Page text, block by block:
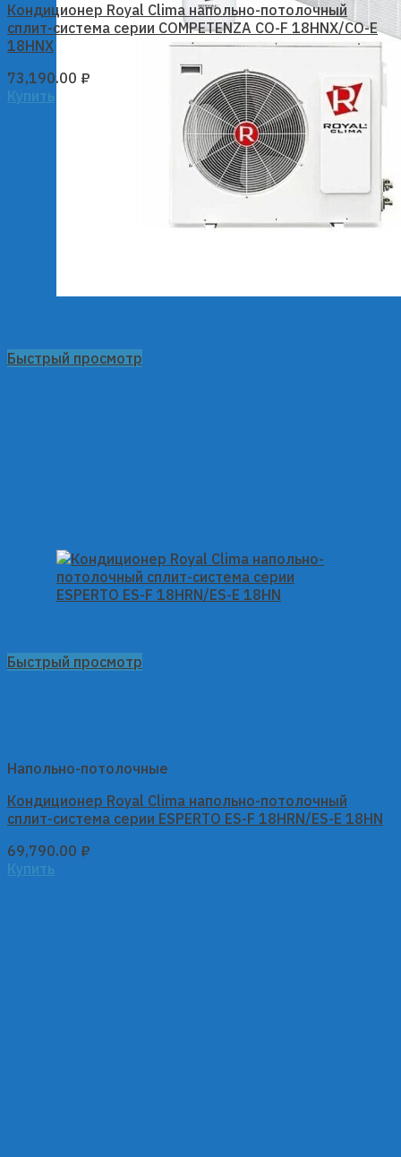
Быстрый просмотр
Кондиционер Royal Clima напольно-потолочный
сплит-система серии COMPETENZA CO-F 18HNX/CO-E
18HNX
73,190.00 ₽
Купить
Быстрый просмотр
Напольно-потолочные
Кондиционер Royal Clima напольно-потолочный
сплит-система серии ESPERTO ES-F 18HRN/ES-E 18HN
69,790.00 ₽
Купить